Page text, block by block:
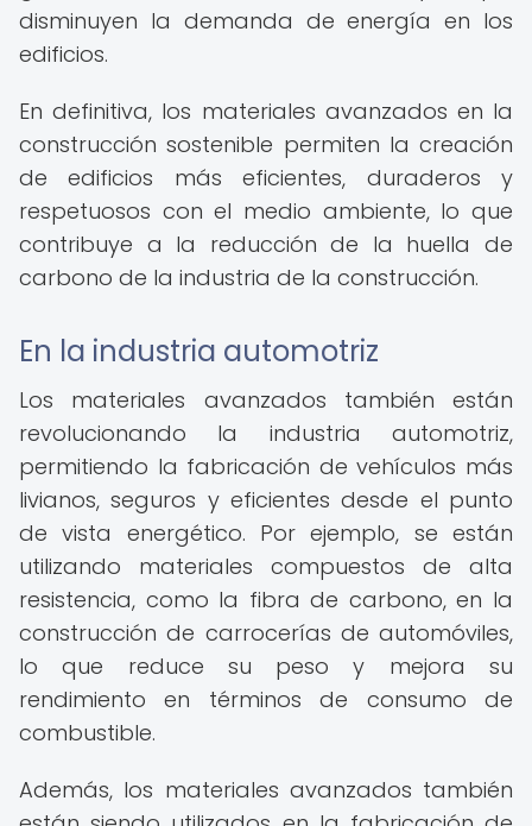
disminuyen la demanda de energía en los
edificios.
En definitiva, los materiales avanzados en la
construcción sostenible permiten la creación
de edificios más eficientes, duraderos y
respetuosos con el medio ambiente, lo que
contribuye a la reducción de la huella de
carbono de la industria de la construcción.
En la industria automotriz
Los materiales avanzados también están
revolucionando la industria automotriz,
permitiendo la fabricación de vehículos más
livianos, seguros y eficientes desde el punto
de vista energético. Por ejemplo, se están
utilizando materiales compuestos de alta
resistencia, como la fibra de carbono, en la
construcción de carrocerías de automóviles,
lo que reduce su peso y mejora su
rendimiento en términos de consumo de
combustible.
Además, los materiales avanzados también